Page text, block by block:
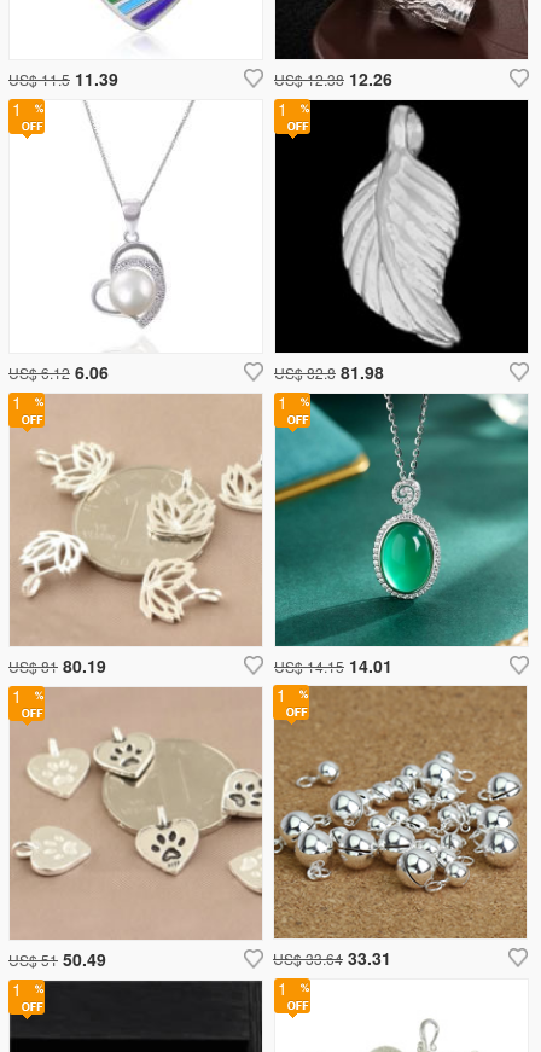
US$ 11.5 11.39
1
US$ 6.12 6.06
1
1
US$ 33.64 33.31
1
US$ 51 50.49
1
US$ 81 80.19
1
1
US$ 82.8 81.98
1
US$ 14.15 14.01
US$ 12.38 12.26